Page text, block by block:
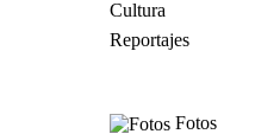
Cultura
Reportajes
Fotos